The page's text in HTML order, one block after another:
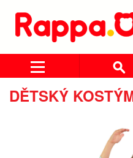
DĚTSKÝ